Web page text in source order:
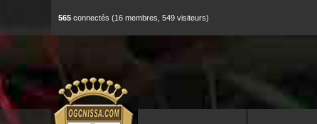
565 connectés (16 membres, 549 visiteurs)